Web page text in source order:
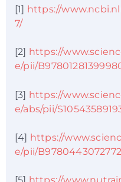
[1] https://
7/
[2] https://
e/pii/
[3] https://
e/abs/pii/
[4] https://
e/pii/